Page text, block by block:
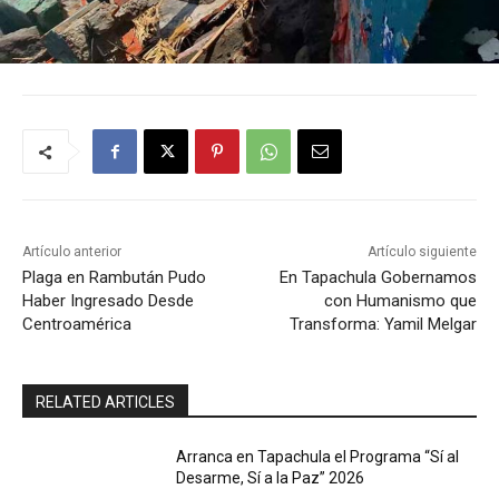
Artículo anterior
Plaga en Rambután Pudo
Haber Ingresado Desde
Centroamérica
Artículo siguiente
En Tapachula Gobernamos
con Humanismo que
Transforma: Yamil Melgar
RELATED ARTICLES
Arranca en Tapachula el Programa “Sí al
Desarme, Sí a la Paz” 2026